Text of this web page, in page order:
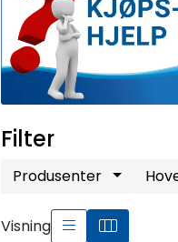
Filter
Produsenter
Visning